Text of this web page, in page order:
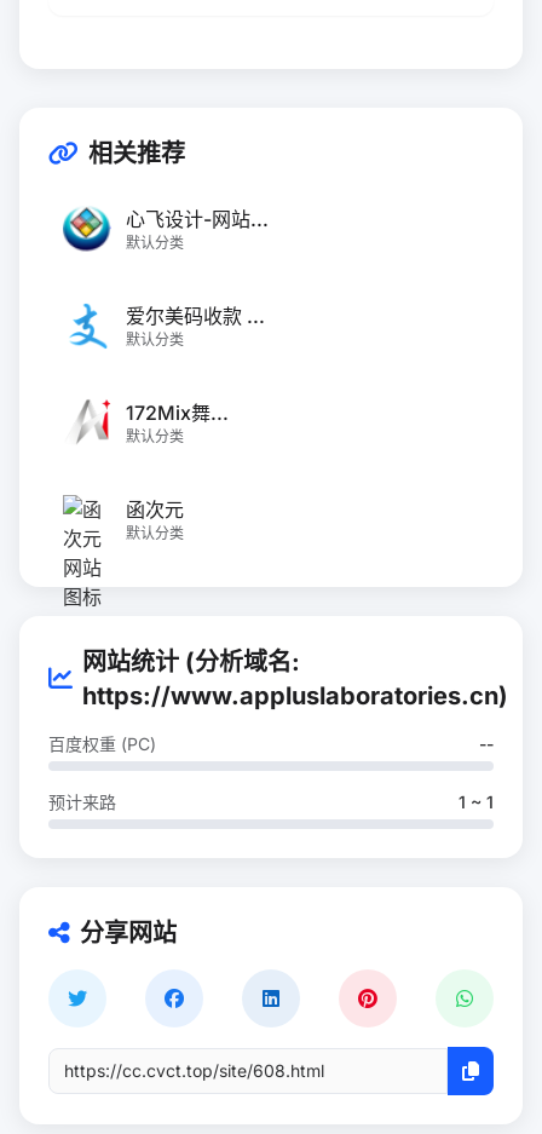
相关推荐
心飞设计-网站...
默认分类
爱尔美码收款 ...
默认分类
172Mix舞...
默认分类
函次元
默认分类
网站统计 (分析域名:
https://www.appluslaboratories.cn)
百度权重 (PC) --
预计来路 1 ~ 1
分享网站